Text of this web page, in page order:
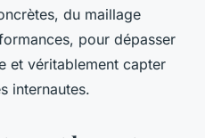
du maillage
pour dépasser
et véritablement capter
internautes.